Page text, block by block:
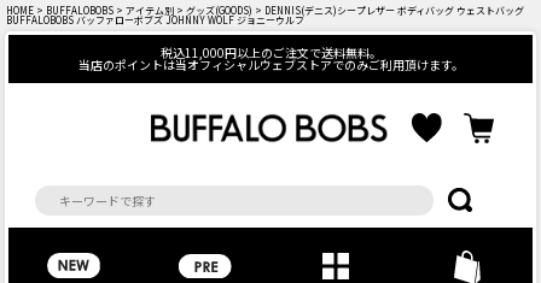
HOME > BUFFALOBOBS > アイテム別 > グッズ(GOODS) > DENNIS(デニス)シープレザー ボディバッグ ウェストバッグ
BUFFALOBOBS バッファローボブズ JOHNNY WOLF ジョニーウルフ
税込11,000円以上のご注文で送料無料。
当店のポイントは当オフィシャルウェブストアでのみご利用頂けます。